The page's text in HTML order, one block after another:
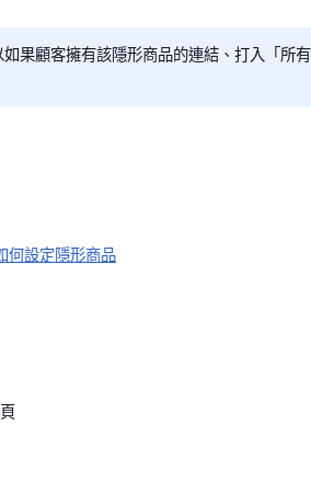
果顧客擁有該隱形商品的連結、打入「所
何設定隱形商品